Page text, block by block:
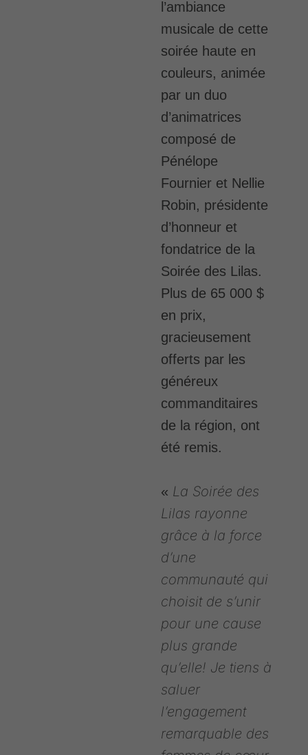
l’ambiance
musicale de cette
soirée haute en
couleurs, animée
par un duo
d’animatrices
composé de
Pénélope
Fournier et Nellie
Robin, présidente
d’honneur et
fondatrice de la
Soirée des Lilas.
Plus de 65 000 $
en prix,
gracieusement
offerts par les
généreux
commanditaires
de la région, ont
été remis.
« La Soirée des
Lilas rayonne
grâce à la force
d’une
communauté qui
choisit de s’unir
pour une cause
plus grande
qu’elle! Je tiens à
saluer
l’engagement
remarquable des